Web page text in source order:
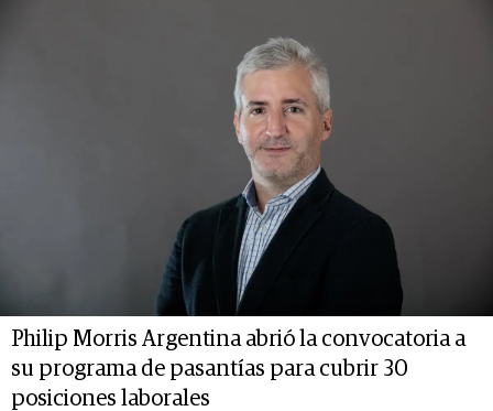
Philip Morris Argentina abrió la convocatoria a
su programa de pasantías para cubrir 30
posiciones laborales